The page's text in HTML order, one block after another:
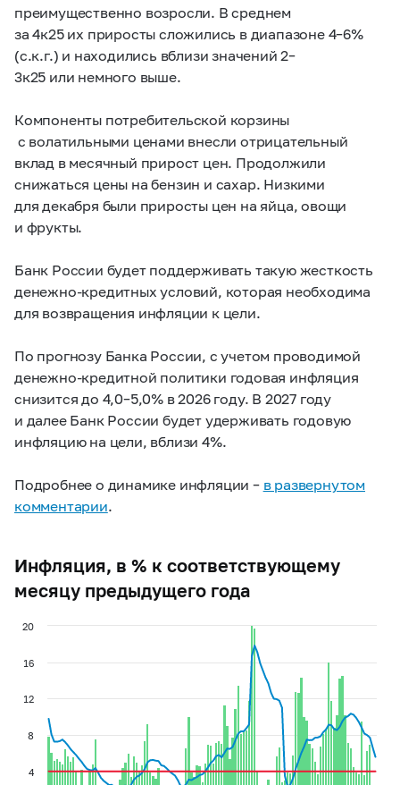
преимущественно возросли. В среднем
за 4к25 их приросты сложились в диапазоне 4–6%
(с.к.г.) и находились вблизи значений 2–
3к25 или немного выше.
Компоненты потребительской корзины
с волатильными ценами внесли отрицательный
вклад в месячный прирост цен. Продолжили
снижаться цены на бензин и сахар. Низкими
для декабря были приросты цен на яйца, овощи
и фрукты.
Банк России будет поддерживать такую жесткость
денежно-кредитных условий, которая необходима
для возвращения инфляции к цели.
По прогнозу Банка России, с учетом проводимой
денежно-кредитной политики годовая инфляция
снизится до 4,0–5,0% в 2026 году. В 2027 году
и далее Банк России будет удерживать годовую
инфляцию на цели, вблизи 4%.
Подробнее о динамике инфляции – в развернутом
комментарии.
Инфляция, в % к соответствующему
месяцу предыдущего года
4
8
12
16
20